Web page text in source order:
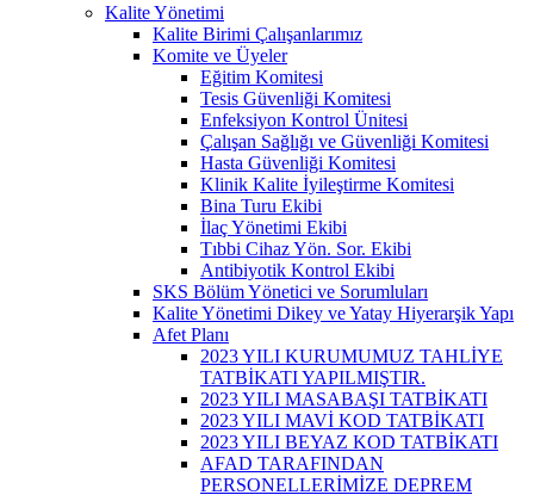
Kalite Yönetimi
Kalite Birimi Çalışanlarımız
Komite ve Üyeler
Eğitim Komitesi
Tesis Güvenliği Komitesi
Enfeksiyon Kontrol Ünitesi
Çalışan Sağlığı ve Güvenliği Komitesi
Hasta Güvenliği Komitesi
Klinik Kalite İyileştirme Komitesi
Bina Turu Ekibi
İlaç Yönetimi Ekibi
Tıbbi Cihaz Yön. Sor. Ekibi
Antibiyotik Kontrol Ekibi
SKS Bölüm Yönetici ve Sorumluları
Kalite Yönetimi Dikey ve Yatay Hiyerarşik Yapı
Afet Planı
2023 YILI KURUMUMUZ TAHLİYE
TATBİKATI YAPILMIŞTIR.
2023 YILI MASABAŞI TATBİKATI
2023 YILI MAVİ KOD TATBİKATI
2023 YILI BEYAZ KOD TATBİKATI
AFAD TARAFINDAN
PERSONELLERİMİZE DEPREM